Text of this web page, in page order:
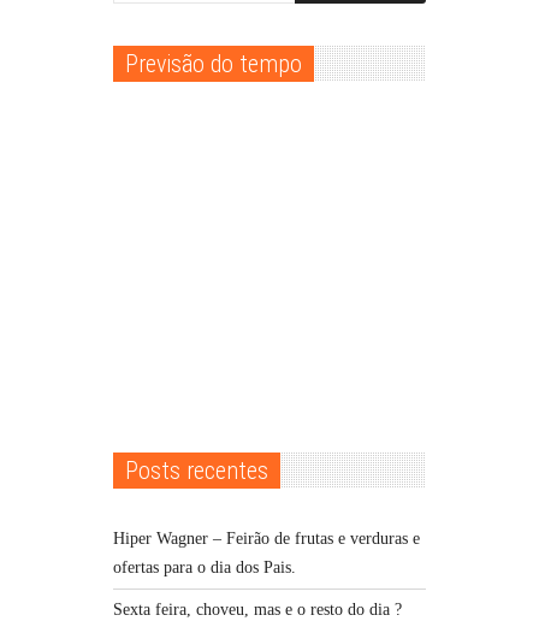
Previsão do tempo
Posts recentes
Hiper Wagner – Feirão de frutas e verduras e
ofertas para o dia dos Pais.
Sexta feira, choveu, mas e o resto do dia ?